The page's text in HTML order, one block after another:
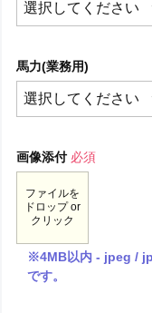
馬力(業務用)
画像添付 必須
ファイルを
ドロップ or
クリック
※4MB以内 - jpeg /
です。